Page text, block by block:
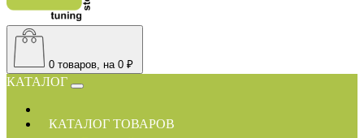
0 товаров, на 0 ₽
КАТАЛОГ
КАТАЛОГ ТОВАРОВ